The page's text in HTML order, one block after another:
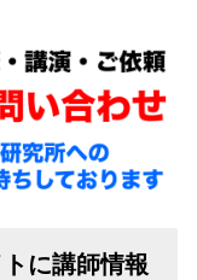
に講師情報